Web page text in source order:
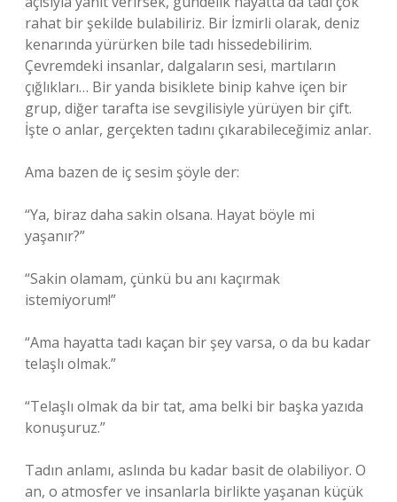
rahat bir şekilde bulabiliriz. Bir İzmirli olarak, deniz
kenarında yürürken bile tadı hissedebilirim.
Çevremdeki insanlar, dalgaların sesi, martıların
çığlıkları… Bir yanda bisiklete binip kahve içen bir
grup, diğer tarafta ise sevgilisiyle yürüyen bir çift.
İşte o anlar, gerçekten tadını çıkarabileceğimiz anlar.
Ama bazen de iç sesim şöyle der:
“Ya, biraz daha sakin olsana. Hayat böyle mi
yaşanır?”
“Sakin olamam, çünkü bu anı kaçırmak
istemiyorum!”
“Ama hayatta tadı kaçan bir şey varsa, o da bu kadar
telaşlı olmak.”
“Telaşlı olmak da bir tat, ama belki bir başka yazıda
konuşuruz.”
Tadın anlamı, aslında bu kadar basit de olabiliyor. O
an, o atmosfer ve insanlarla birlikte yaşanan küçük